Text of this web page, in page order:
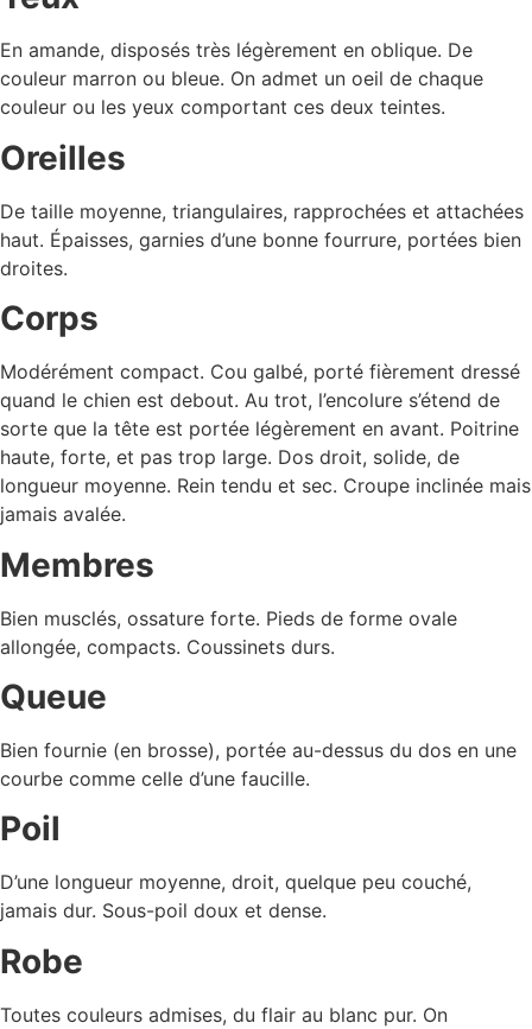
En amande, disposés très légèrement en oblique. De
couleur marron ou bleue. On admet un oeil de chaque
couleur ou les yeux comportant ces deux teintes.
Oreilles
De taille moyenne, triangulaires, rapprochées et attachées
haut. Épaisses, garnies d’une bonne fourrure, portées bien
droites.
Corps
Modérément compact. Cou galbé, porté fièrement dressé
quand le chien est debout. Au trot, l’encolure s’étend de
sorte que la tête est portée légèrement en avant. Poitrine
haute, forte, et pas trop large. Dos droit, solide, de
longueur moyenne. Rein tendu et sec. Croupe inclinée mais
jamais avalée.
Membres
Bien musclés, ossature forte. Pieds de forme ovale
allongée, compacts. Coussinets durs.
Queue
Bien fournie (en brosse), portée au-dessus du dos en une
courbe comme celle d’une faucille.
Poil
D’une longueur moyenne, droit, quelque peu couché,
jamais dur. Sous-poil doux et dense.
Robe
Toutes couleurs admises, du flair au blanc pur. On